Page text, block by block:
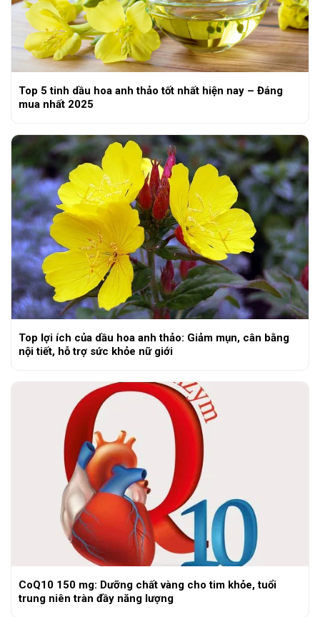
Top 5 tinh dầu hoa anh thảo tốt nhất hiện nay – Đáng
mua nhất 2025
Top lợi ích của dầu hoa anh thảo: Giảm mụn, cân bằng
nội tiết, hỗ trợ sức khỏe nữ giới
CoQ10 150 mg: Dưỡng chất vàng cho tim khỏe, tuổi
trung niên tràn đầy năng lượng